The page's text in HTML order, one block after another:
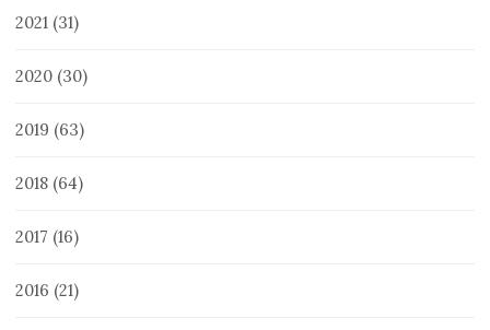
2021 (31)
2020 (30)
2019 (63)
2018 (64)
2017 (16)
2016 (21)